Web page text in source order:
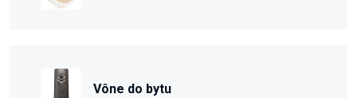
Vône do bytu